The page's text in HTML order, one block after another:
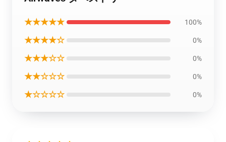
★★★★★ 100%
★★★★☆ 0%
★★★☆☆ 0%
★★☆☆☆ 0%
★☆☆☆☆ 0%